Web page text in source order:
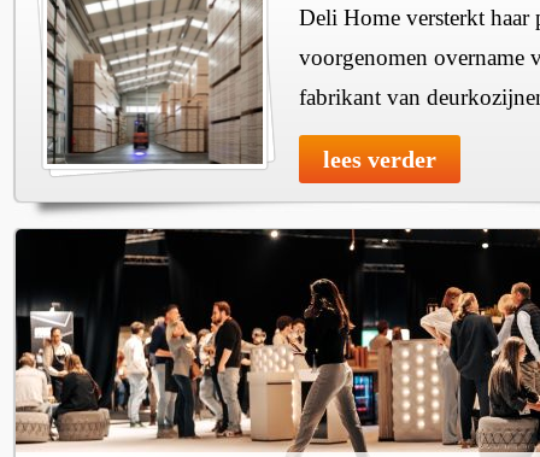
Deli Home versterkt haar
voorgenomen overname
fabrikant van
lees verder